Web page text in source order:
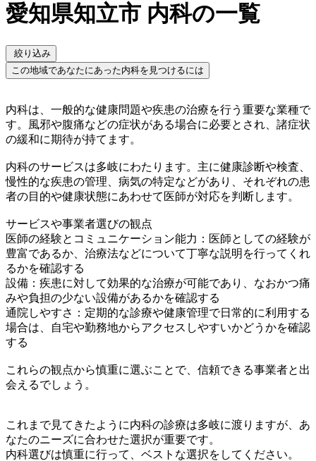
愛知県知立市 内科の一覧
絞り込み
この地域であなたにあった内科を見つけるには
内科は、一般的な健康問題や疾患の治療を行う重要な業種で
す。風邪や腹痛などの症状がある場合に必要とされ、諸症状
の緩和に期待が持てます。
内科のサービスは多岐にわたります。主に健康診断や検査、
慢性的な疾患の管理、病気の特定などがあり、それぞれの患
者の目的や健康状態にあわせて医師が対応を判断します。
サービスや事業者選びの観点
医師の経験とコミュニケーション能力：医師としての経験が
豊富であるか、治療法などについて丁寧な説明を行ってくれ
るかを確認する
設備：疾患に対して効果的な治療が可能であり、なおかつ痛
みや負担の少ない設備があるかを確認する
通院しやすさ：定期的な診療や健康管理で日常的に利用する
場合は、自宅や勤務地からアクセスしやすいかどうかを確認
する
これらの観点から慎重に選ぶことで、信頼できる事業者と出
会えるでしょう。
これまで見てきたように内科の診療は多岐に渡りますが、あ
なたのニーズに合わせた選択が重要です。
内科選びは慎重に行って、ベストな選択をしてください。